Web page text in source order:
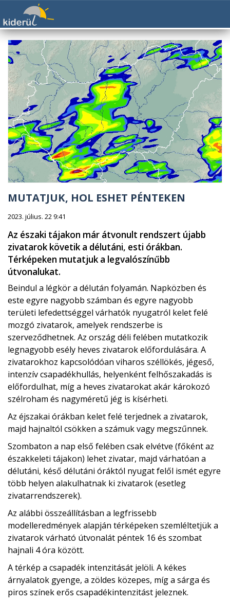
MUTATJUK, HOL ESHET PÉNTEKEN
2023. július. 22 9:41
Az északi tájakon már átvonult rendszert újabb
zivatarok követik a délutáni, esti órákban.
Térképeken mutatjuk a legvalószínűbb
útvonalukat.
Beindul a légkör a délután folyamán. Napközben és
este egyre nagyobb számban és egyre nagyobb
területi lefedettséggel várhatók nyugatról kelet felé
mozgó zivatarok, amelyek rendszerbe is
szerveződhetnek. Az ország déli felében mutatkozik
legnagyobb esély heves zivatarok előfordulására. A
zivatarokhoz kapcsolódóan viharos széllökés, jégeső,
intenzív csapadékhullás, helyenként felhőszakadás is
előfordulhat, míg a heves zivatarokat akár károkozó
szélroham és nagyméretű jég is kísérheti.
Az éjszakai órákban kelet felé terjednek a zivatarok,
majd hajnaltól csökken a számuk vagy megszűnnek.
Szombaton a nap első felében csak elvétve (főként az
északkeleti tájakon) lehet zivatar, majd várhatóan a
délutáni, késő délutáni óráktól nyugat felől ismét egyre
több helyen alakulhatnak ki zivatarok (esetleg
zivatarrendszerek).
Az alábbi összeállításban a legfrissebb
modelleredmények alapján térképeken szemléltetjük a
zivatarok várható útvonalát péntek 16 és szombat
hajnali 4 óra között.
A térkép a csapadék intenzitását jelöli. A kékes
árnyalatok gyenge, a zöldes közepes, míg a sárga és
piros színek erős csapadékintenzitást jeleznek.